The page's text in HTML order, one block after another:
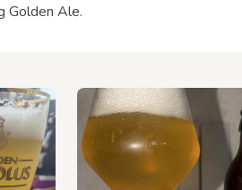
Golden Ale.